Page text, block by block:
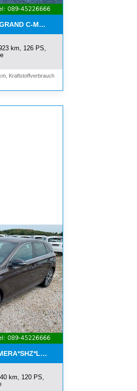
C-MAX TITANIUM*7-SITZER*NAVI*
km, 126 PS,
Kraftstoffverbrauch
km, 120 PS,